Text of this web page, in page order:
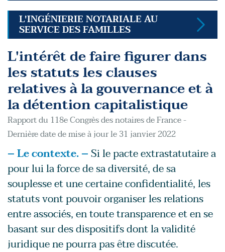
L'INGÉNIERIE NOTARIALE AU
SERVICE DES FAMILLES
L'intérêt de faire figurer dans
les statuts les clauses
relatives à la gouvernance et à
la détention capitalistique
Rapport du 118e Congrès des notaires de France -
Dernière date de mise à jour le 31 janvier 2022
– Le contexte. –Si le pacte extrastatutaire a
pour lui la force de sa diversité, de sa
souplesse et une certaine confidentialité, les
statuts vont pouvoir organiser les relations
entre associés, en toute transparence et en se
basant sur des dispositifs dont la validité
juridique ne pourra pas être discutée.